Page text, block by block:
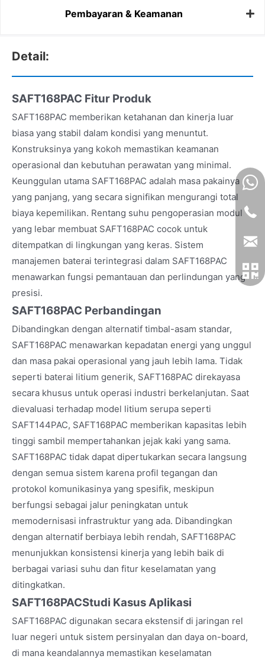
Pembayaran & Keamanan
Detail:
SAFT168PAC Fitur Produk
SAFT168PAC memberikan ketahanan dan kinerja luar
biasa yang stabil dalam kondisi yang menuntut.
Konstruksinya yang kokoh memastikan keamanan
operasional dan kebutuhan perawatan yang minimal.
Keunggulan utama SAFT168PAC adalah masa pakainya
yang panjang, yang secara signifikan mengurangi total
biaya kepemilikan. Rentang suhu pengoperasian modul
yang lebar membuat SAFT168PAC cocok untuk
ditempatkan di lingkungan yang keras. Sistem
manajemen baterai terintegrasi dalam SAFT168PAC
menawarkan fungsi pemantauan dan perlindungan yang
presisi.
SAFT168PAC Perbandingan
Dibandingkan dengan alternatif timbal-asam standar,
SAFT168PAC menawarkan kepadatan energi yang unggul
dan masa pakai operasional yang jauh lebih lama. Tidak
seperti baterai litium generik, SAFT168PAC direkayasa
secara khusus untuk operasi industri berkelanjutan. Saat
dievaluasi terhadap model litium serupa seperti
SAFT144PAC, SAFT168PAC memberikan kapasitas lebih
tinggi sambil mempertahankan jejak kaki yang sama.
SAFT168PAC tidak dapat dipertukarkan secara langsung
dengan semua sistem karena profil tegangan dan
protokol komunikasinya yang spesifik, meskipun
berfungsi sebagai jalur peningkatan untuk
memodernisasi infrastruktur yang ada. Dibandingkan
dengan alternatif berbiaya lebih rendah, SAFT168PAC
menunjukkan konsistensi kinerja yang lebih baik di
berbagai variasi suhu dan fitur keselamatan yang
ditingkatkan.
SAFT168PACStudi Kasus Aplikasi
SAFT168PAC digunakan secara ekstensif di jaringan rel
luar negeri untuk sistem persinyalan dan daya on-board,
di mana keandalannya memastikan keselamatan